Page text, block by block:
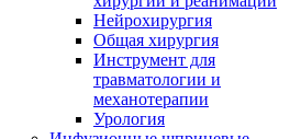
Нейрохирургия
Общая хирургия
Инструмент для
травматологии и
механотерапии
Урология